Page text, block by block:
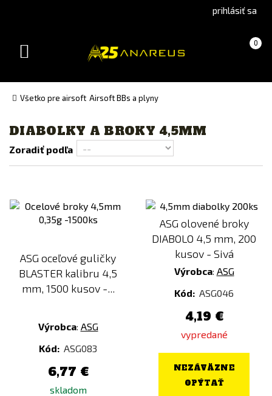
(Czech)version
prihlásiť sa
Košík 0
(prázdny)
Toggle
Všetko pre airsoft Airsoft BBs a plyny
Výrobca
ASG
3 € 6€
skladem
Není skladem
Šedá
Strieborná
DIABOLKY A BROKY 4,5MM
Zoradiť podľa
ASG oceľové guličky
BLASTER kalibru 4,5
mm, 1500 kusov -...
Výrobca: ASG
Kód: ASG083
6,77 €
skladom
ASG olovené broky
DIABOLO 4,5 mm, 200
kusov - Sivá
Výrobca: ASG
Kód: ASG046
4,19 €
vypredané
NEZÁVÄZNE
OPÝTAŤ